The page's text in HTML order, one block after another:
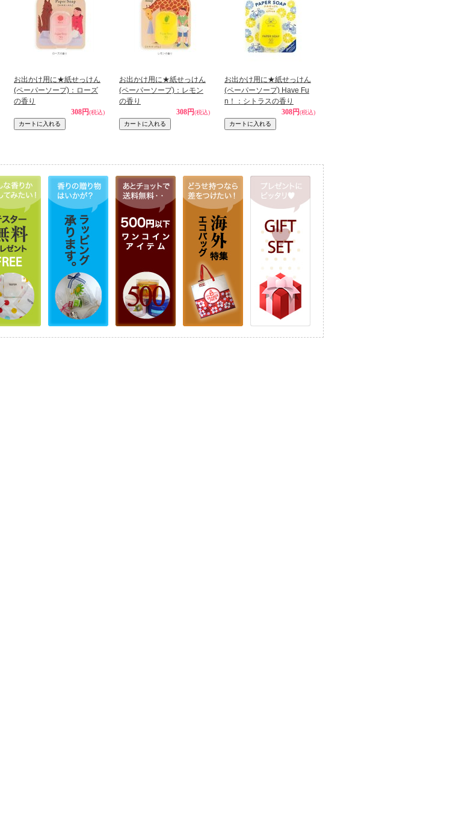
お出かけ用に★紙せっけん
(ペーパーソープ)：ローズ
の香り
308円(税込)
お出かけ用に★紙せっけん
(ペーパーソープ)：レモン
の香り
308円(税込)
お出かけ用に★紙せっけん
(ペーパーソープ) Have Fu
n！：シトラスの香り
308円(税込)